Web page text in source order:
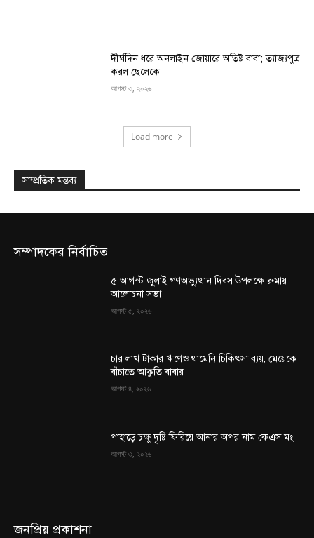
দীর্ঘদিন ধরে অনলাইন জোয়ারে অতিষ্ট বাবা; ত্যাজ্যপুত্র
করল ছেলেকে
আগস্ট ৩, ২০২৬
Load more
সাম্প্রতিক মন্তব্য
সম্পাদকের নির্বাচিত
৫ আগস্ট জুলাই গণঅভ্যুত্থান দিবস উপলক্ষে রুমায়
আলোচনা সভা
আগস্ট ৫, ২০২৬
চার লাখ টাকার ঋণেও থামেনি চিকিৎসা ব্যয়, মেয়েকে
বাঁচাতে আকুতি বাবার
আগস্ট ৪, ২০২৬
পাহাড়ে চক্ষু দৃষ্টি ফিরিয়ে আনার অপর নাম কেএস মং
আগস্ট ৩, ২০২৬
জনপ্রিয় প্রকাশনা